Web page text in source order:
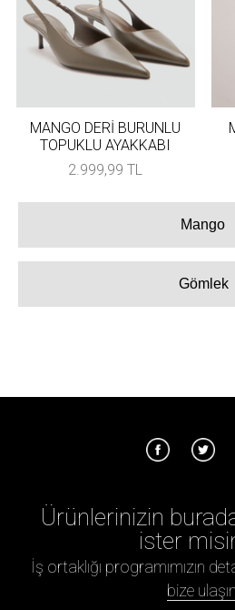
MANGO DERİ BURUNLU
TOPUKLU AYAKKABI
2.999,99 TL
Mango
Gömlek
Ürünlerinizin
ister
İş ortaklığı programımızın
bize ulaşın